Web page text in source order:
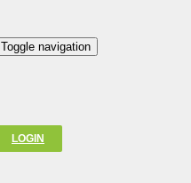
Toggle navigation
LOGIN